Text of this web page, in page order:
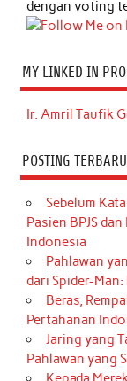
dengan voting
MY LINKED IN
Ir. Amril Taufik
POSTING TERBARU
Sebelum
Pasien BPJS
Indonesia
Pahlawan
dari Spider-Man:
Beras,
Pertahanan
Jaring yang
Pahlawan yang